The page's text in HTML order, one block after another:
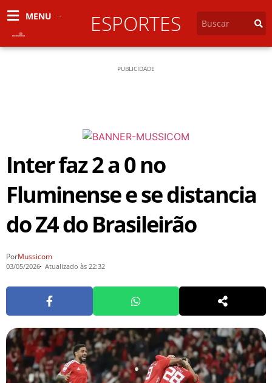
MENU ESPORTES
PUBLICIDADE
Inter faz 2 a 0 no
Fluminense e se distancia
do Z4 do Brasileirão
PorMussicom
03/05/2026 Atualizado às 22:32